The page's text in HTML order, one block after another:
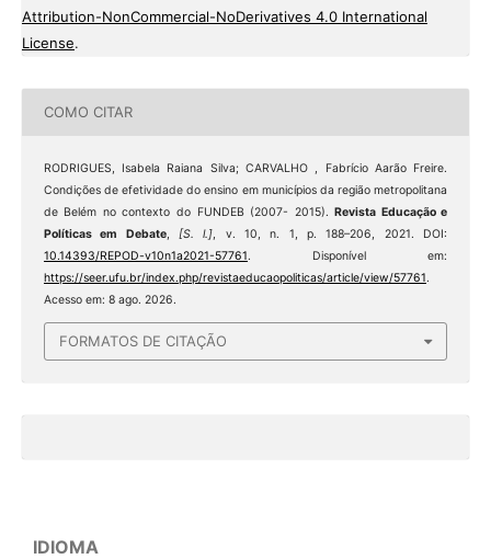
Attribution-NonCommercial-NoDerivatives 4.0 International
License.
COMO CITAR
RODRIGUES, Isabela Raiana Silva; CARVALHO , Fabrício Aarão Freire.
Condições de efetividade do ensino em municípios da região metropolitana
de Belém no contexto do FUNDEB (2007- 2015).Revista Educação e
Políticas em Debate, [S. l.] , v. 10, n. 1, p. 188–206, 2021. DOI:
10.14393/REPOD-v10n1a2021-57761. Disponível em:
https://seer.ufu.br/index.php/revistaeducaopoliticas/article/view/57761.
Acesso em: 8 ago. 2026.
FORMATOS DE CITAÇÃO
IDIOMA